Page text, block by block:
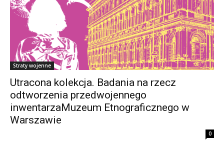
Straty wojenne
Utracona kolekcja. Badania na rzecz
odtworzenia przedwojennego
inwentarzaMuzeum Etnograficznego w
Warszawie
0